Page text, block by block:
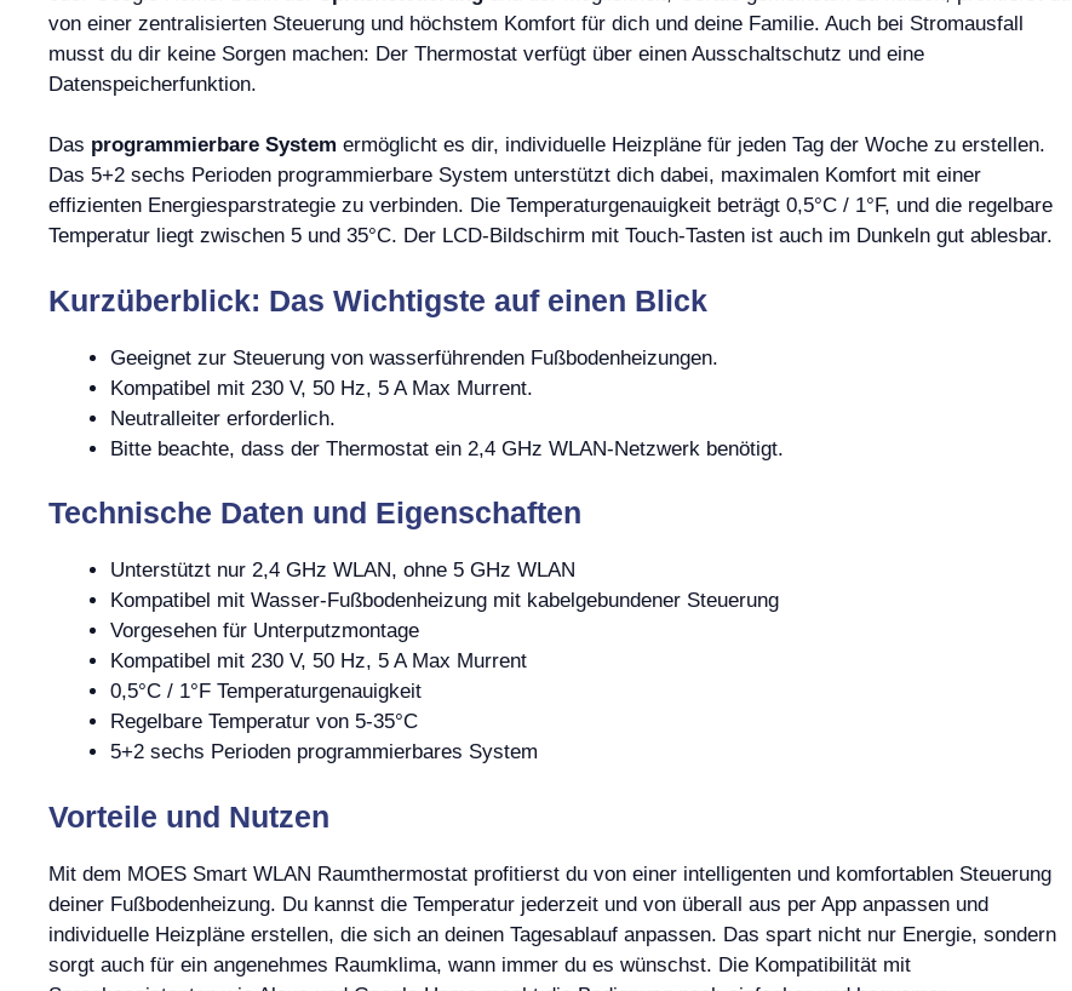
von einer zentralisierten Steuerung und höchstem Komfort für dich und deine Familie. Auch bei Stromausfall
musst du dir keine Sorgen machen: Der Thermostat verfügt über einen Ausschaltschutz und eine
Datenspeicherfunktion.
Das programmierbare System ermöglicht es dir, individuelle Heizpläne für jeden Tag der Woche zu erstellen.
Das 5+2 sechs Perioden programmierbare System unterstützt dich dabei, maximalen Komfort mit einer
effizienten Energiesparstrategie zu verbinden. Die Temperaturgenauigkeit beträgt 0,5°C / 1°F, und die regelbare
Temperatur liegt zwischen 5 und 35°C. Der LCD-Bildschirm mit Touch-Tasten ist auch im Dunkeln gut ablesbar.
Kurzüberblick: Das Wichtigste auf einen Blick
Geeignet zur Steuerung von wasserführenden Fußbodenheizungen.
Kompatibel mit 230 V, 50 Hz, 5 A Max Murrent.
Neutralleiter erforderlich.
Bitte beachte, dass der Thermostat ein 2,4 GHz WLAN-Netzwerk benötigt.
Technische Daten und Eigenschaften
Unterstützt nur 2,4 GHz WLAN, ohne 5 GHz WLAN
Kompatibel mit Wasser-Fußbodenheizung mit kabelgebundener Steuerung
Vorgesehen für Unterputzmontage
Kompatibel mit 230 V, 50 Hz, 5 A Max Murrent
0,5°C / 1°F Temperaturgenauigkeit
Regelbare Temperatur von 5-35°C
5+2 sechs Perioden programmierbares System
Vorteile und Nutzen
Mit dem MOES Smart WLAN Raumthermostat profitierst du von einer intelligenten und komfortablen Steuerung
deiner Fußbodenheizung. Du kannst die Temperatur jederzeit und von überall aus per App anpassen und
individuelle Heizpläne erstellen, die sich an deinen Tagesablauf anpassen. Das spart nicht nur Energie, sondern
sorgt auch für ein angenehmes Raumklima, wann immer du es wünschst. Die Kompatibilität mit